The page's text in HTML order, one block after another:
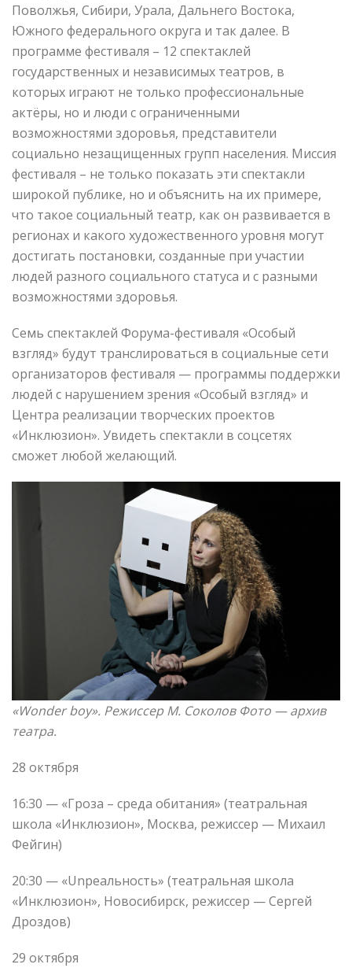
Поволжья, Сибири, Урала, Дальнего Востока,
Южного федерального округа и так далее. В
программе фестиваля – 12 спектаклей
государственных и независимых театров, в
которых играют не только профессиональные
актёры, но и люди с ограниченными
возможностями здоровья, представители
социально незащищенных групп населения. Миссия
фестиваля – не только показать эти спектакли
широкой публике, но и объяснить на их примере,
что такое социальный театр, как он развивается в
регионах и какого художественного уровня могут
достигать постановки, созданные при участии
людей разного социального статуса и с разными
возможностями здоровья.
Семь спектаклей Форума-фестиваля «Особый
взгляд» будут транслироваться в социальные сети
организаторов фестиваля — программы поддержки
людей с нарушением зрения «Особый взгляд» и
Центра реализации творческих проектов
«Инклюзион». Увидеть спектакли в соцсетях
сможет любой желающий.
«Wonder boy». Режиссер М. СоколовФото — архив
театра.
28 октября
16:30 — «Гроза – среда обитания» (театральная
школа «Инклюзион», Москва, режиссер — Михаил
Фейгин)
20:30 — «Unреальность» (театральная школа
«Инклюзион», Новосибирск, режиссер — Сергей
Дроздов)
29 октября